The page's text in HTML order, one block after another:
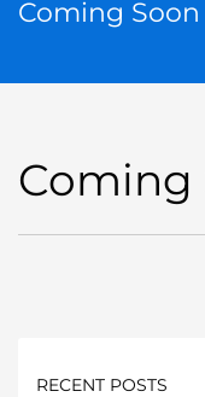
Coming
Coming
RECENT POSTS